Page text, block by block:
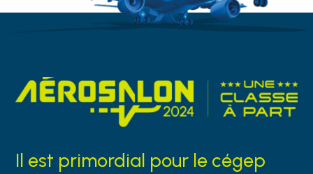
Il est primordial pour le cégep